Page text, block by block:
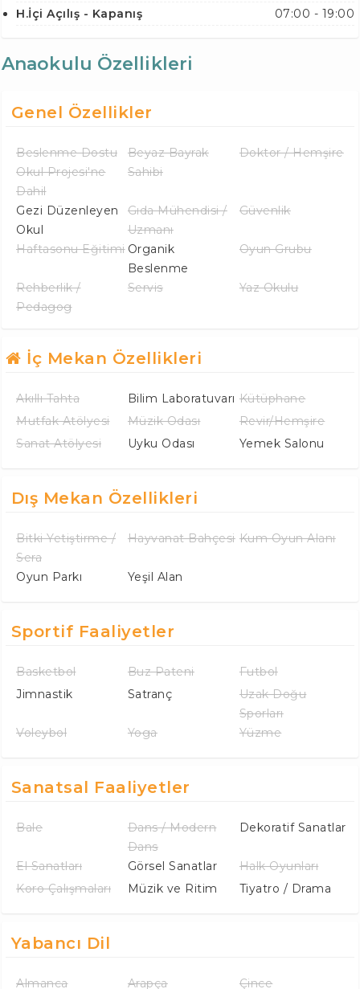
H.İçi Açılış - Kapanış
07:00 - 19:00
Anaokulu Özellikleri
Genel Özellikler
Beslenme Dostu
Okul Projesi'ne
Dahil
Beyaz Bayrak
Sahibi
Doktor / Hemşire
Gezi Düzenleyen
Okul
Gıda Mühendisi /
Uzmanı
Güvenlik
Haftasonu Eğitimi Organik
Beslenme
Oyun Grubu
Rehberlik /
Pedagog
Servis Yaz Okulu
İç Mekan Özellikleri
Akıllı Tahta Bilim Laboratuvarı Kütüphane
Mutfak Atölyesi
Müzik Odası
Revir/Hemşire
Sanat Atölyesi
Uyku Odası Yemek Salonu
Dış Mekan Özellikleri
Bitki Yetiştirme /
Sera
Hayvanat Bahçesi Kum Oyun Alanı
Oyun Parkı Yeşil Alan
Sportif Faaliyetler
Basketbol Buz Pateni
Futbol
Jimnastik
Satranç
Uzak Doğu
Sporları
Voleybol
Yoga Yüzme
Sanatsal Faaliyetler
Bale
Dans / Modern
Dans
Dekoratif Sanatlar
El Sanatları Görsel Sanatlar
Halk Oyunları
Koro Çalışmaları
Müzik ve Ritim Tiyatro / Drama
Yabancı Dil
Almanca Arapça Çince